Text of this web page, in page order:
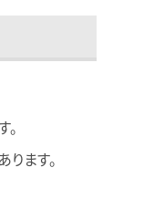
ます。